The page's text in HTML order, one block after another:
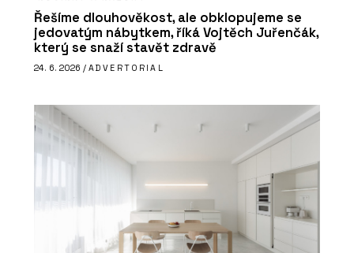
Řešíme dlouhověkost, ale obklopujeme se
jedovatým nábytkem, říká Vojtěch Juřenčák,
který se snaží stavět zdravě
24. 6. 2026 / ADVERTORIAL